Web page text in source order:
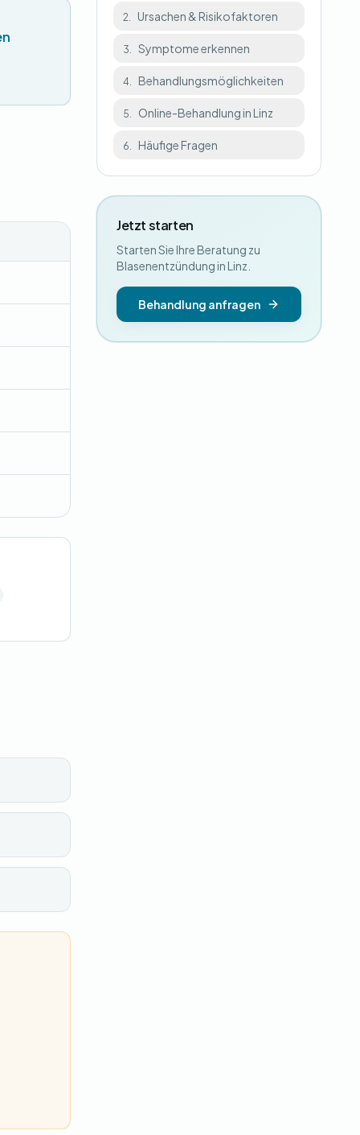
2. Ursachen & Risikofaktoren
3. Symptome erkennen
4. Behandlungsmöglichkeiten
5. Online-Behandlung in Linz
6. Häufige Fragen
Jetzt starten
Starten Sie Ihre Beratung zu
Blasenentzündung in Linz.
Behandlung anfragen